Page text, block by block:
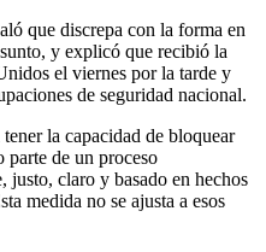
que discrepa con la forma en
y explicó que recibió la
el viernes por la tarde y
de seguridad nacional.
la capacidad de bloquear
parte de un proceso
justo, claro y basado en hechos
medida no se ajusta a esos